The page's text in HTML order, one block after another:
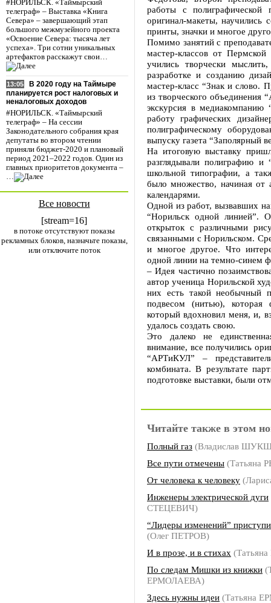
#НОРИЛЬСК. «Таймырский
телеграф» – Выставка «Книга
Севера» – завершающий этап
большого межмузейного проекта
«Освоение Севера: тысяча лет
успеха». Три сотни уникальных
артефактов расскажут свои…
13:05
В 2020 году на Таймыре
планируется рост налоговых и
неналоговых доходов
#НОРИЛЬСК. «Таймырский
телеграф» – На сессии
Законодательного собрания края
депутаты во втором чтении
приняли бюджет-2020 и плановый
период 2021–2022 годов. Один из
главных приоритетов документа –
…
Все новости
[stream=16]
в потоке отсутствуют показы
рекламных блоков, назначьте показы,
или отключите поток
работы с полиграфической
оригинал-макеты, научились
принты, значки и многое
Помимо занятий с
мастер-классов от
учились творчески
разработке и созданию
мастер-класс “Знак и слово.
из творческого объединения
экскурсия в медиакомпанию
работу графических
полиграфическому
выпуску газета “Заполярный
На итоговую выставку
разглядывали полиграфию и
школьной типографии, а
было множество, начиная от
календарями.
Одной из работ, вызвавших
“Норильск одной линией”.
открыток с различными
связанными с Норильском.
и многое другое. Что
одной линии на темно-синем
– Идея частично
автор ученица Норильской
них есть такой необычный
подвесом (нитью), которая
который вдохновил меня, и,
удалось создать свою.
Это далеко не
внимание, все получились
“АРТиКУЛ” –
комбината. В результате
подготовке выставки, были
Читайте также в этом
Полный газ (Владислав
Все пути отмечены (Татьяна
От человека к человеку
Инженеры электрической дуги
СТЕЦЕВИЧ)
“Лидеры изменений”
(Олег ПЕТРОВ)
И в прозе, и в стихах
По следам Мишки из книжки
ЕРМОЛАЕВА)
Здесь нужны идеи (Татьяна